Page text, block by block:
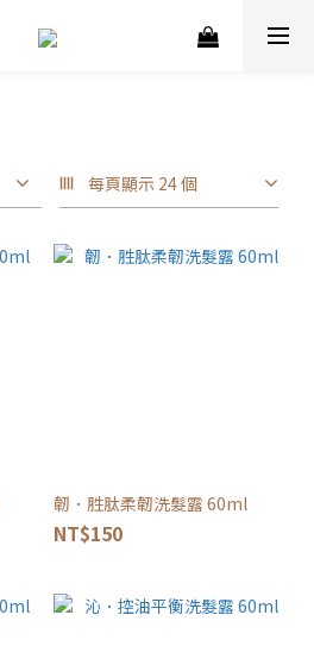
每頁顯示 24 個
韌．胜肽柔韌洗髮露 60ml
NT$150